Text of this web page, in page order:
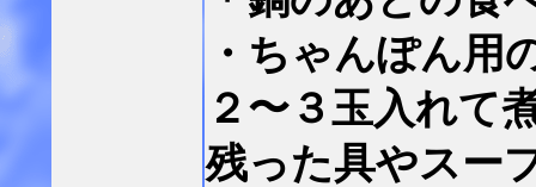
・ちゃんぽん用
２〜３玉入れて
残った具やスー